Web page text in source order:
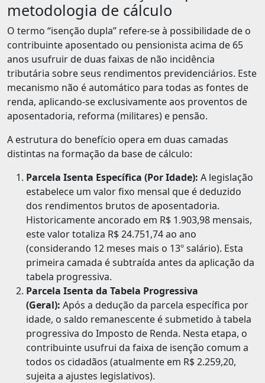
metodologia de cálculo
O termo “isenção dupla” refere-se à possibilidade de o
contribuinte aposentado ou pensionista acima de 65
anos usufruir de duas faixas de não incidência
tributária sobre seus rendimentos previdenciários. Este
mecanismo não é automático para todas as fontes de
renda, aplicando-se exclusivamente aos proventos de
aposentadoria, reforma (militares) e pensão.
A estrutura do benefício opera em duas camadas
distintas na formação da base de cálculo:
Parcela Isenta Específica (Por Idade): A legislação
estabelece um valor fixo mensal que é deduzido
dos rendimentos brutos de aposentadoria.
Historicamente ancorado em R$ 1.903,98 mensais,
este valor totaliza R$ 24.751,74 ao ano
(considerando 12 meses mais o 13º salário). Esta
primeira camada é subtraída antes da aplicação da
tabela progressiva.
Parcela Isenta da Tabela Progressiva
(Geral): Após a dedução da parcela específica por
idade, o saldo remanescente é submetido à tabela
progressiva do Imposto de Renda. Nesta etapa, o
contribuinte usufrui da faixa de isenção comum a
todos os cidadãos (atualmente em R$ 2.259,20,
sujeita a ajustes legislativos).